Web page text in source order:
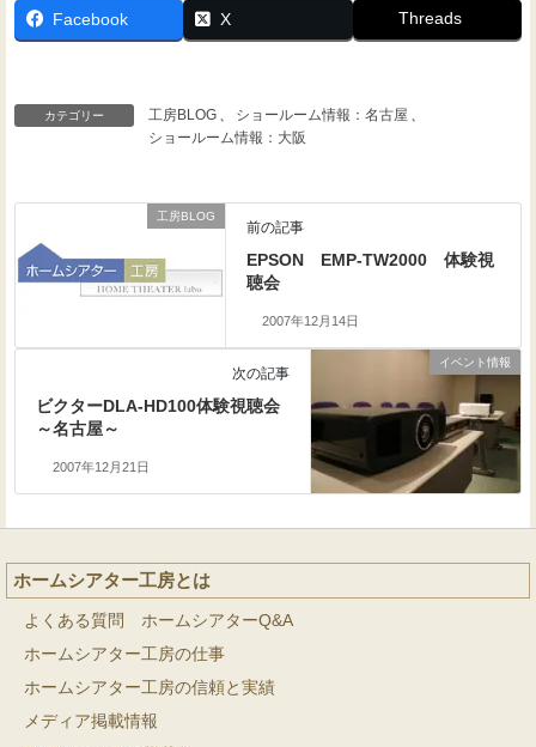
Facebook X Threads
カテゴリー 工房BLOG 、 ショールーム情報：名古屋 、
ショールーム情報：大阪
工房BLOG
前の記事
EPSON EMP-TW2000 体験視
聴会
2007年12月14日
イベント情報
次の記事
ビクターDLA-HD100体験視聴会
～名古屋～
2007年12月21日
ホームシアター工房とは
よくある質問 ホームシアターQ&A
ホームシアター工房の仕事
ホームシアター工房の信頼と実績
メディア掲載情報